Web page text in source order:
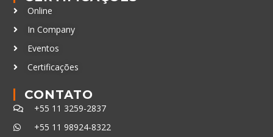
Online
In Company
Eventos
Certificações
CONTATO
+55 11 3259-2837
+55 11 98924-8322